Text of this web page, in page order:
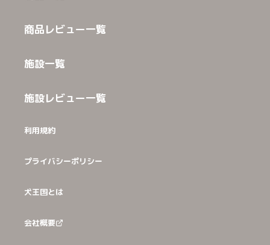
商品レビュー一覧
施設一覧
施設レビュー一覧
利用規約
プライバシーポリシー
犬王国とは
会社概要